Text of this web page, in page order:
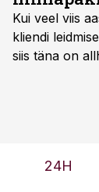
Kui veel viis
kliendi
siis täna on
24H